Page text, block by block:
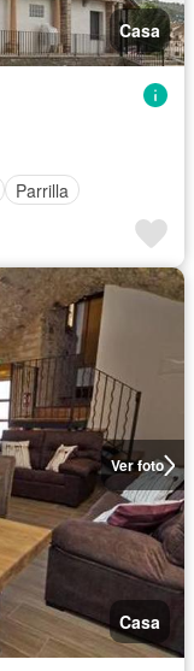
Casa
Parrilla
Ver foto
Casa